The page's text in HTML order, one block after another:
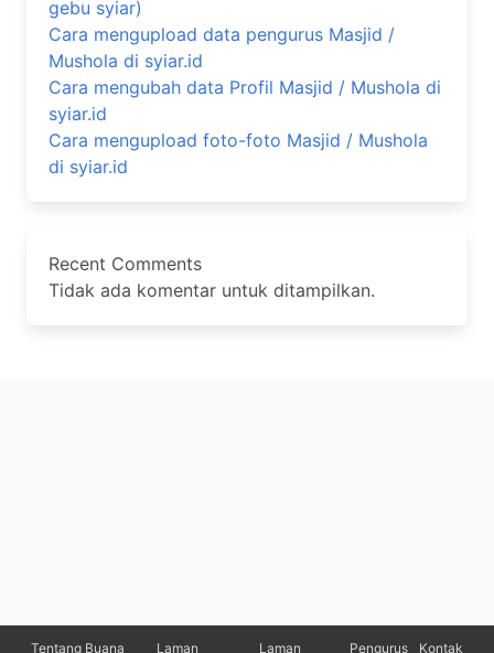
gebu syiar)
Cara mengupload data pengurus Masjid /
Mushola di syiar.id
Cara mengubah data Profil Masjid / Mushola di
syiar.id
Cara mengupload foto-foto Masjid / Mushola
di syiar.id
Recent Comments
Tidak ada komentar untuk ditampilkan.
Tentang Buana Laman Laman Pengurus Kontak